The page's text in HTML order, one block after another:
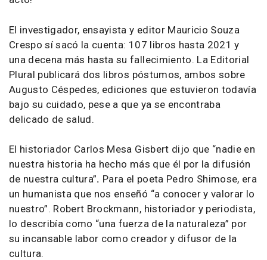
El investigador, ensayista y editor Mauricio Souza
Crespo sí sacó la cuenta: 107 libros hasta 2021 y
una decena más hasta su fallecimiento. La Editorial
Plural publicará dos libros póstumos, ambos sobre
Augusto Céspedes, ediciones que estuvieron todavía
bajo su cuidado, pese a que ya se encontraba
delicado de salud.
El historiador Carlos Mesa Gisbert dijo que “nadie en
nuestra historia ha hecho más que él por la difusión
de nuestra cultura”. Para el poeta Pedro Shimose, era
un humanista que nos enseñó “a conocer y valorar lo
nuestro”. Robert Brockmann, historiador y periodista,
lo describía como “una fuerza de la naturaleza” por
su incansable labor como creador y difusor de la
cultura.